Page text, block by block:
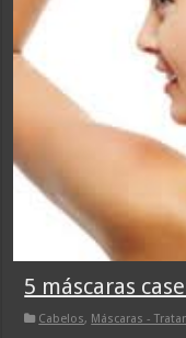
5 máscaras
Cabelos, Máscaras -